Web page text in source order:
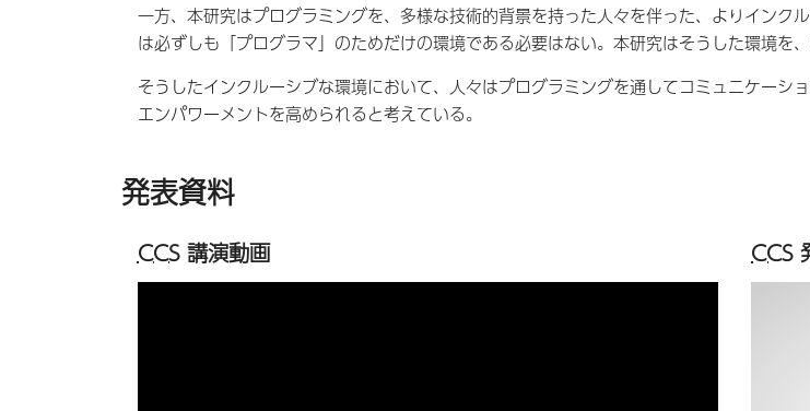
一方、本研究はプログラミングを、多様な技術的背景を持った人々を伴った、よりインク
は必ずしも「プログラマ」のためだけの環境である必要はない。本研究はそうした環境を
そうしたインクルーシブな環境において、人々はプログラミングを通してコミュニケー
エンパワーメントを高められると考えている。
発表資料
CCS講演動画 CCS